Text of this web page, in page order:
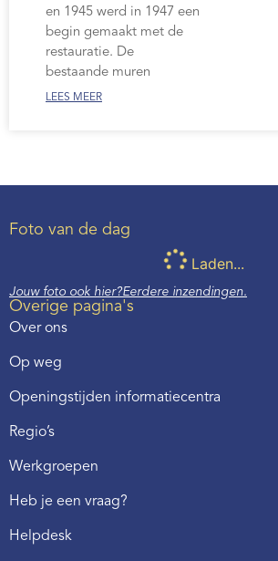
en 1945 werd in 1947 een
begin gemaakt met de
restauratie. De
bestaande muren
LEES MEER
Foto van de dag
Laden...
Jouw foto ook hier?Eerdere inzendingen.
Overige pagina's
Over ons
Op weg
Openingstijden informatiecentra
Regio’s
Werkgroepen
Heb je een vraag?
Helpdesk